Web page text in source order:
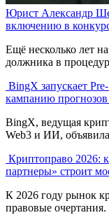
Юрист Александр
включению в
Ещё несколько лет
должника в
BingX запускает
кампанию
BingX, ведущая
Web3 и ИИ,
Криптоправо 2026:
партнеры» строит
К 2026 году рынок
правовые